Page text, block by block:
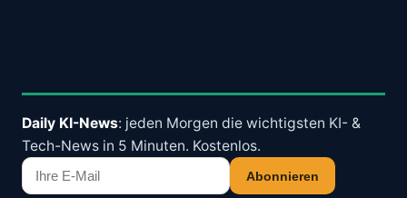
Daily KI-News: jeden Morgen die wichtigsten KI- &
Tech-News in 5 Minuten. Kostenlos.
Abonnieren